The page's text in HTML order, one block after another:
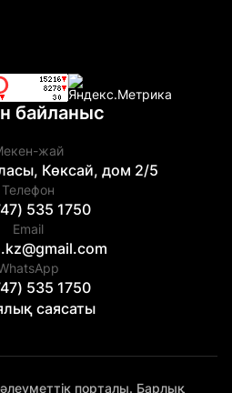
байланыс
жай
Көксай, дом 2/5
Телефон
535 1750
Email
535 1750
саясаты
порталы. Барлық